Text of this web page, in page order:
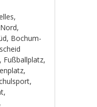
,
,
, Bochum-
, Fußballplatz,
,
,
,
,